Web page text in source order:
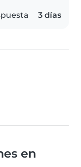
3 días
en